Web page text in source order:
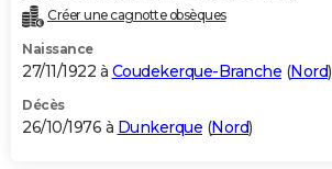
Créer une cagnotte obsèques
Naissance
27/11/1922 à Coudekerque-Branche (Nord)
Décès
26/10/1976 à Dunkerque (Nord)